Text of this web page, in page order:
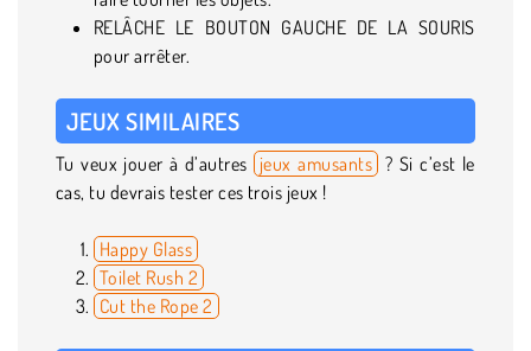
RELÂCHE LE BOUTON GAUCHE DE LA SOURIS
pour arrêter.
JEUX SIMILAIRES
Tu veux jouer à d’autres jeux amusants ? Si c’est le
cas, tu devrais tester ces trois jeux !
Happy Glass
Toilet Rush 2
Cut the Rope 2